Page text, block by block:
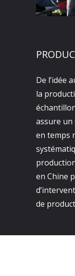
De l’idée
la
assure
en temps
en Chine
de